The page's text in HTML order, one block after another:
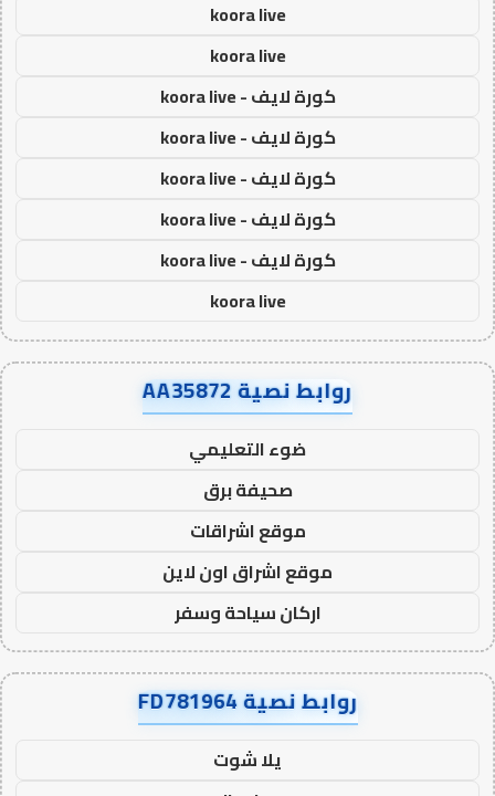
koora live
koora live
كورة لايف - koora live
كورة لايف - koora live
كورة لايف - koora live
كورة لايف - koora live
كورة لايف - koora live
koora live
روابط نصية AA35872
ضوء التعليمي
صحيفة برق
موقع اشراقات
موقع اشراق اون لاين
اركان سياحة وسفر
روابط نصية FD781964
يلا شوت